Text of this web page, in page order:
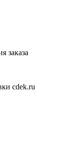
заказа
cdek.ru